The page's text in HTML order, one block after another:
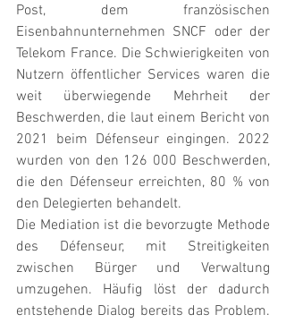
Post, dem französischen
Eisenbahnunternehmen SNCF oder der
Telekom France. Die Schwierigkeiten von
Nutzern öffentlicher Services waren die
weit überwiegende Mehrheit der
Beschwerden, die laut einem Bericht von
2021 beim Défenseur eingingen. 2022
wurden von den 126 000 Beschwerden,
die den Défenseur erreichten, 80 % von
den Delegierten behandelt.
Die Mediation ist die bevorzugte Methode
des Défenseur, mit Streitigkeiten
zwischen Bürger und Verwaltung
umzugehen. Häufig löst der dadurch
entstehende Dialog bereits das Problem.